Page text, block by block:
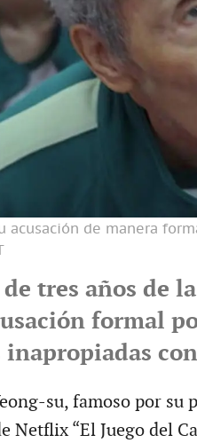
acusación de manera
de tres años de
formal
inapropiadas
su, famoso por su
Netflix “El Juego del